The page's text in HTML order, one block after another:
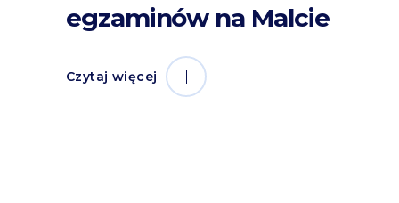
egzaminów na Malcie
Czytaj więcej